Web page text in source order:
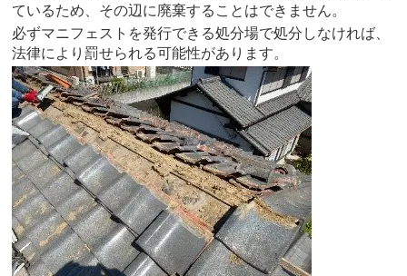
ているため、その辺に廃棄することはできません。
必ずマニフェストを発行できる処分場で処分しなければ、
法律により罰せられる可能性があります。